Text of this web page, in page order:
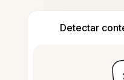
Detectar